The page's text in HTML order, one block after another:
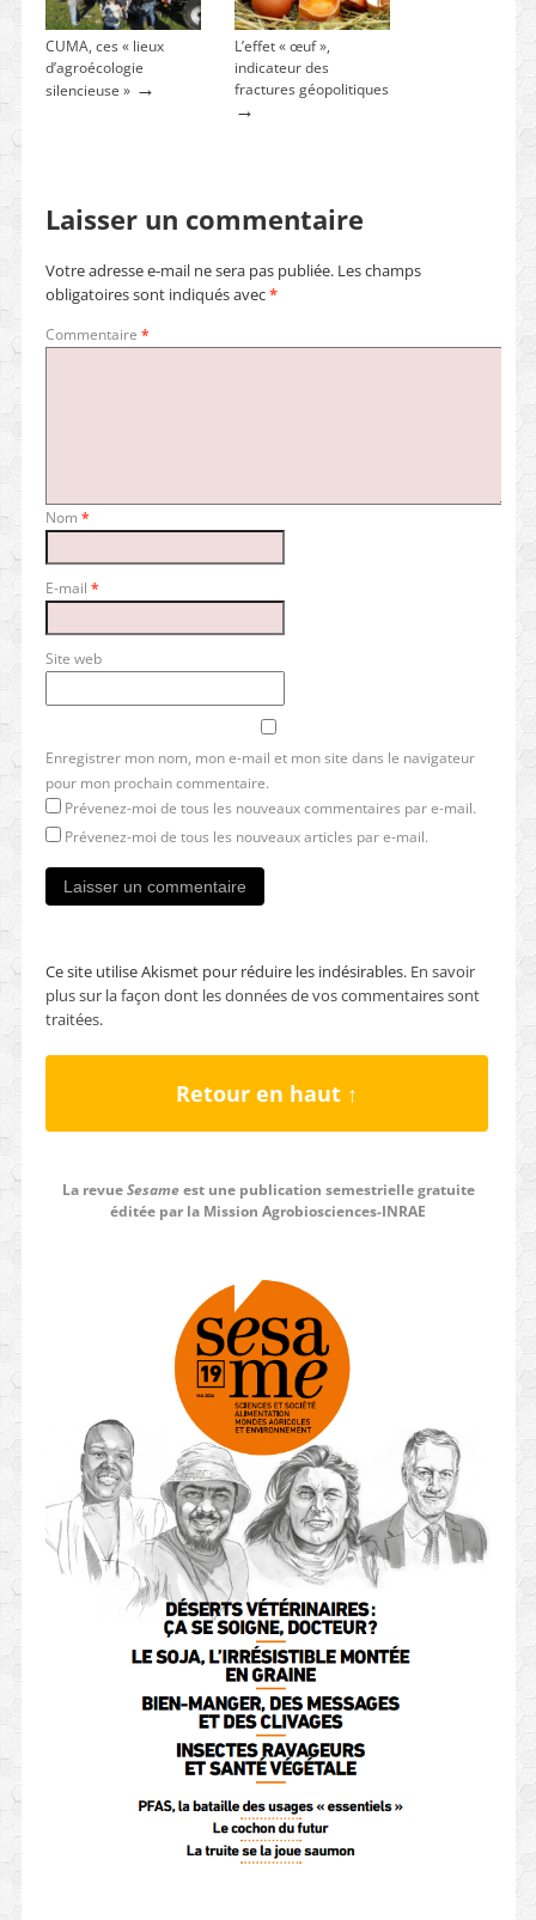
CUMA, ces « lieux
d’agroécologie
silencieuse »→
L’effet « œuf »,
indicateur des
fractures géopolitiques
→
Laisser un commentaire
Votre adresse e-mail ne sera pas publiée. Les champs
obligatoires sont indiqués avec*
Commentaire *
Nom *
E-mail *
Site web
Enregistrer mon nom, mon e-mail et mon site dans le navigateur
pour mon prochain commentaire.
Prévenez-moi de tous les nouveaux commentaires par e-mail.
Prévenez-moi de tous les nouveaux articles par e-mail.
Ce site utilise Akismet pour réduire les indésirables. En savoir
plus sur la façon dont les données de vos commentaires sont
traitées.
Retour en haut ↑
La revueSesameest une publication semestrielle gratuite
éditée par la Mission Agrobiosciences-INRAE